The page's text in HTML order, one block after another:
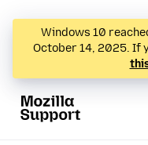
Windows 10
October 14, 2025. If